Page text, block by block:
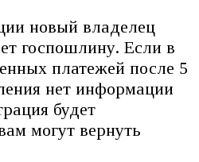
новый владелец
госпошлину. Если в
платежей после 5
нет информации
будет
могут вернуть